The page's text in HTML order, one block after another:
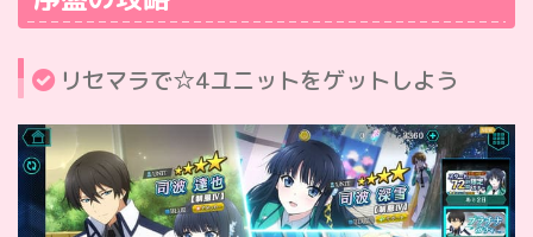
リセマラで☆4ユニットをゲットしよう